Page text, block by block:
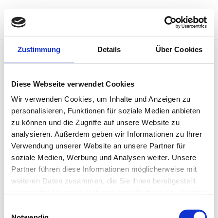
Zustimmung Details Über Cookies
Diese Webseite verwendet Cookies
Wir verwenden Cookies, um Inhalte und Anzeigen zu
personalisieren, Funktionen für soziale Medien anbieten
zu können und die Zugriffe auf unsere Website zu
analysieren. Außerdem geben wir Informationen zu Ihrer
Verwendung unserer Website an unsere Partner für
soziale Medien, Werbung und Analysen weiter. Unsere
Partner führen diese Informationen möglicherweise mit
weiteren Daten zusammen, die Sie ihnen bereitgestellt
Login
Username or email address*Required
Password
Required
Remember me Log in